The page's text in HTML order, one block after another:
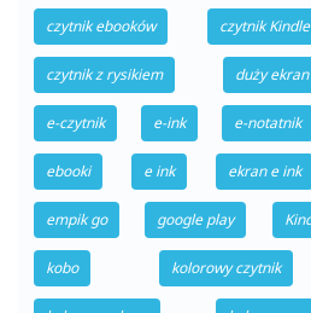
czytnik ebooków czytnik Kindle
czytnik z rysikiem duży ekran
e-czytnik e-ink e-notatnik
ebooki e ink ekran e ink
empik go google play
kobo kolorowy czytnik